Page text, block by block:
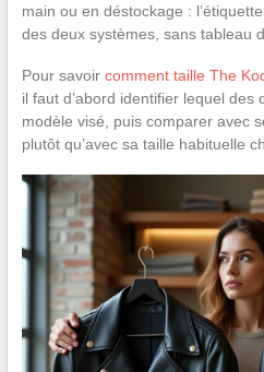
main ou en déstockage :
des deux systèmes, sans tableau
Pour savoir comment taille The
il faut d’abord identifier lequel des
modèle visé, puis comparer avec
plutôt qu’avec sa taille habituelle